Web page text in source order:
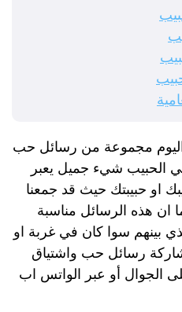
اليوم مجموعة من رسائل حب
الحبيب شيء جميل يعبر
او حبيبتك حيث قد جمعنا
ان هذه الرسائل مناسبة
بينهم سوا كان في غربة او
رسائل حب واشتياق
الجوال أو عبر الواتس اب